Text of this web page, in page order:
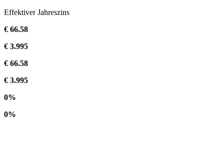
Effektiver Jahreszins
€ 66.58
€ 3.995
€ 66.58
€ 3.995
0%
0%